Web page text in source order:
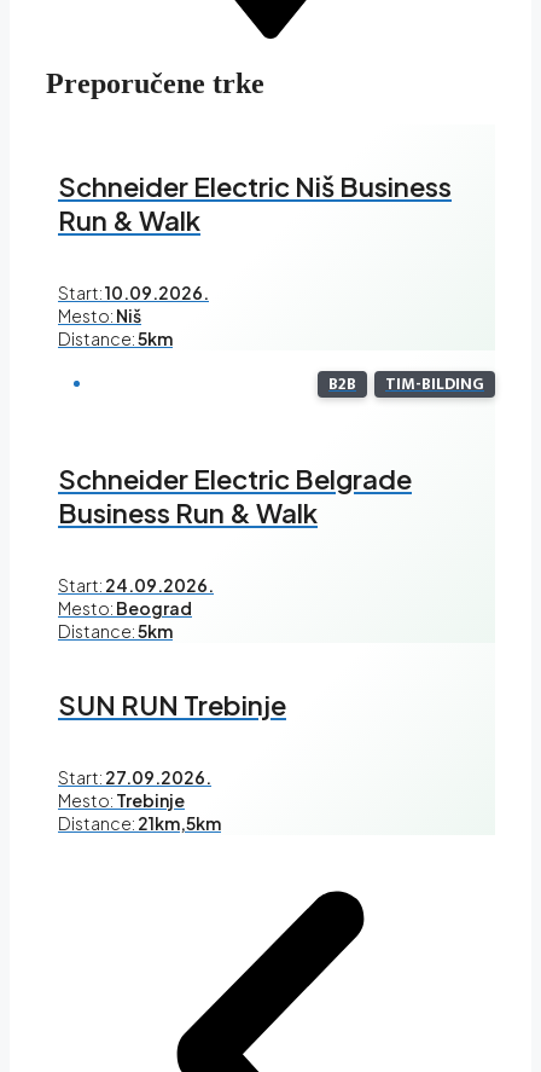
Preporučene trke
Schneider Electric Niš Business
Run & Walk
Start:10.09.2026.
Mesto: Niš
Distance:5km
B2B TIM-BILDING
Schneider Electric Belgrade
Business Run & Walk
Start: 24.09.2026.
Mesto: Beograd
Distance:5km
SUN RUN Trebinje
Start: 27.09.2026.
Mesto: Trebinje
Distance: 21km,5km